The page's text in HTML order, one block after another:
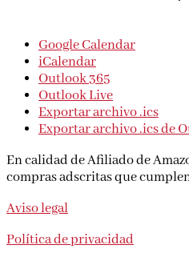
Google Calendar
iCalendar
Outlook 365
Outlook Live
Exportar archivo .ics
Exportar archivo .ics de
En calidad de Afiliado de
compras adscritas que
Aviso legal
Política de privacidad